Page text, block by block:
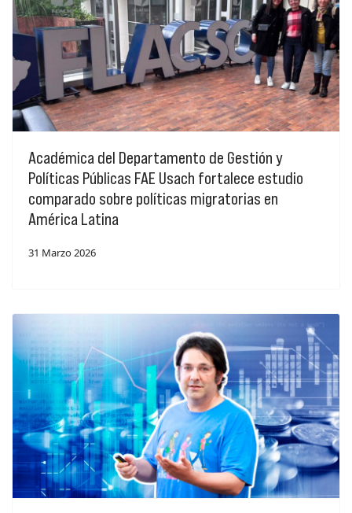
Académica del Departamento de Gestión y
Políticas Públicas FAE Usach fortalece estudio
comparado sobre políticas migratorias en
América Latina
31 Marzo 2026